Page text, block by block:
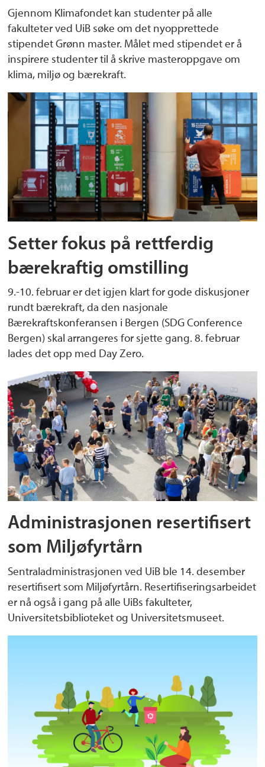
Gjennom Klimafondet kan studenter på alle
fakulteter ved UiB søke om det nyopprettede
stipendet Grønn master. Målet med stipendet er å
inspirere studenter til å skrive masteroppgave om
klima, miljø og bærekraft.
Setter fokus på rettferdig
bærekraftig omstilling
9.-10. februar er det igjen klart for gode diskusjoner
rundt bærekraft, da den nasjonale
Bærekraftskonferansen i Bergen (SDG Conference
Bergen) skal arrangeres for sjette gang. 8. februar
lades det opp med Day Zero.
Administrasjonen resertifisert
som Miljøfyrtårn
Sentraladministrasjonen ved UiB ble 14. desember
resertifisert som Miljøfyrtårn. Resertifiseringsarbeidet
er nå også i gang på alle UiBs fakulteter,
Universitetsbiblioteket og Universitetsmuseet.